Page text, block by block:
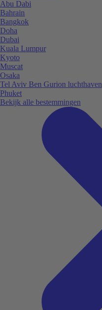
Abu Dabi
Bahrain
Bangkok
Doha
Dubai
Kuala Lumpur
Kyoto
Muscat
Osaka
Tel Aviv Ben Gurion luchthaven
Phuket
Bekijk alle bestemmingen